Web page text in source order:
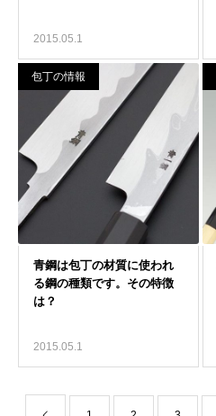
2015.05.1
包丁の情報
2015.05.1